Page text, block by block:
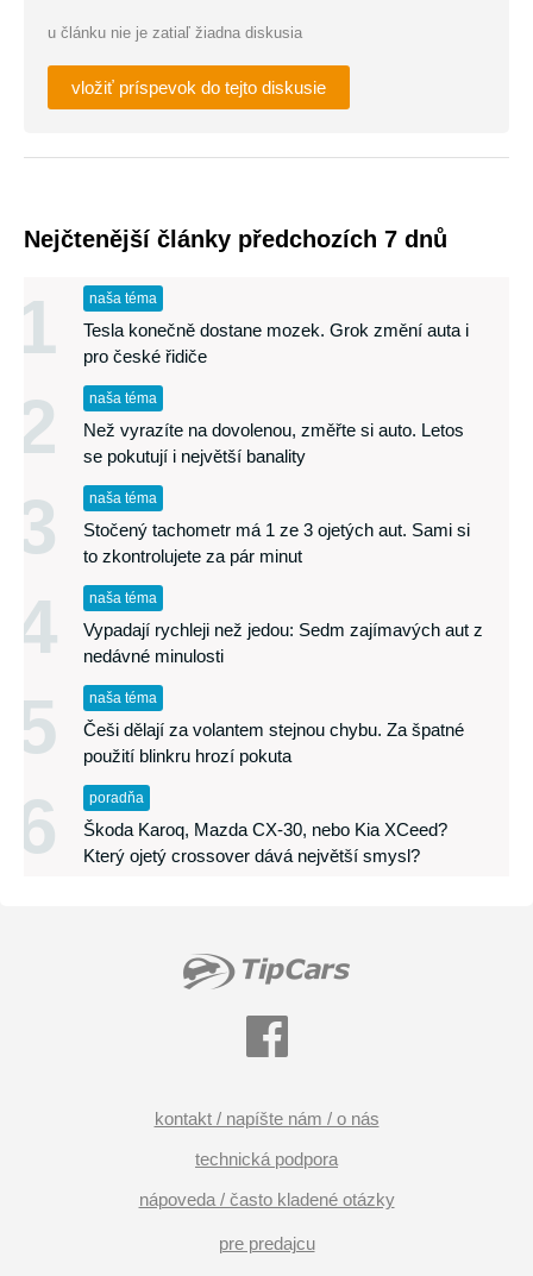
u článku nie je zatiaľ žiadna diskusia
vložiť príspevok do tejto diskusie
Nejčtenější články předchozích 7 dnů
1 naša téma
Tesla konečně dostane mozek. Grok změní auta i
pro české řidiče
2 naša téma
Než vyrazíte na dovolenou, změřte si auto. Letos
se pokutují i největší banality
3 naša téma
Stočený tachometr má 1 ze 3 ojetých aut. Sami si
to zkontrolujete za pár minut
4 naša téma
Vypadají rychleji než jedou: Sedm zajímavých aut z
nedávné minulosti
5 naša téma
Češi dělají za volantem stejnou chybu. Za špatné
použití blinkru hrozí pokuta
6 poradňa
Škoda Karoq, Mazda CX-30, nebo Kia XCeed?
Který ojetý crossover dává největší smysl?
kontakt / napíšte nám / o nás
technická podpora
nápoveda / často kladené otázky
pre predajcu